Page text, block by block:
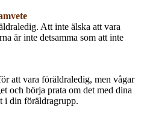
Att inte älska att vara
är inte detsamma som att inte
att vara föräldraledig, men vågar
och börja prata om det med dina
i din föräldragrupp.